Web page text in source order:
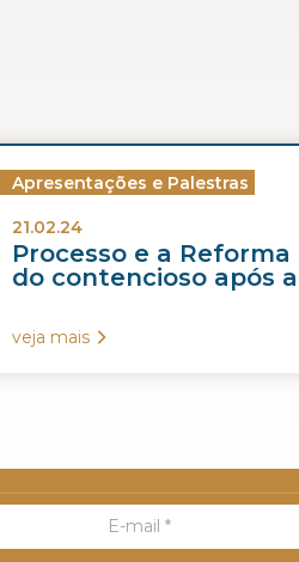
Apresentações e Palestras
21.02.24
Processo e a
do contencioso após a
veja mais